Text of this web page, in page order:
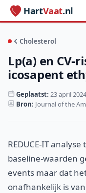
HartVaat.nl
Cholesterol
Lp(a) en CV-
icosapent
Geplaatst: 23 april 2024
Bron: Journal of the
REDUCE-IT
baseline-waarden
events maar dat
onafhankelijk is